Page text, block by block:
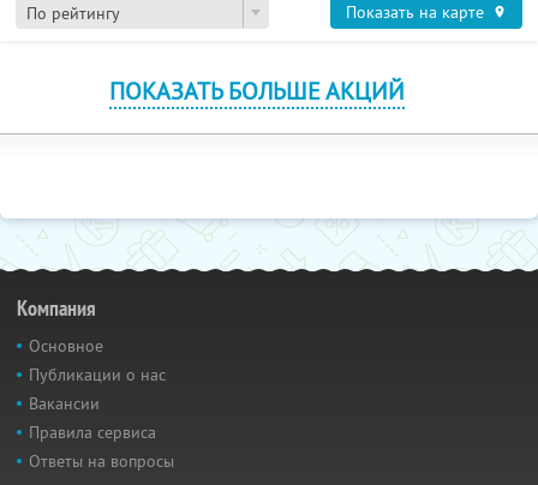
По рейтингу Показать на карте
ПОКАЗАТЬ БОЛЬШЕ АКЦИЙ
Компания
Основное
Публикации о нас
Вакансии
Правила сервиса
Ответы на вопросы